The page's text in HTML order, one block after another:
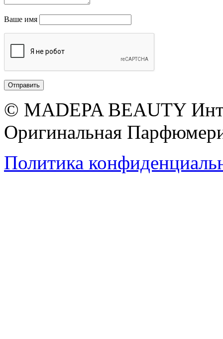
Ваше имя
© MADEPA BEAUTY
Оригинальная
Политика